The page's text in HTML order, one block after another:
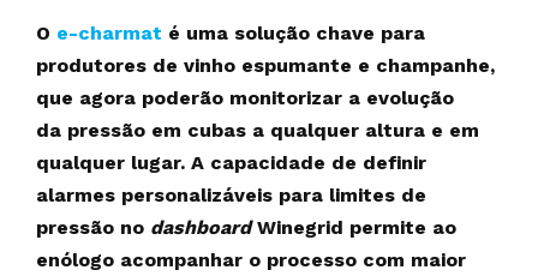
O e-charmat é uma solução chave para
produtores de vinho espumante e champanhe,
que agora poderão monitorizar a evolução
da pressão em cubas a qualquer altura e em
qualquer lugar. A capacidade de definir
alarmes personalizáveis para limites de
pressão no dashboardWinegrid permite ao
enólogo acompanhar o processo com maior